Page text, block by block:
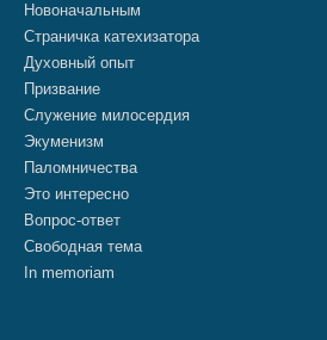
Новоначальным
Страничка катехизатора
Духовный опыт
Призвание
Служение милосердия
Экуменизм
Паломничества
Это интересно
Вопрос-ответ
Свободная тема
In memoriam